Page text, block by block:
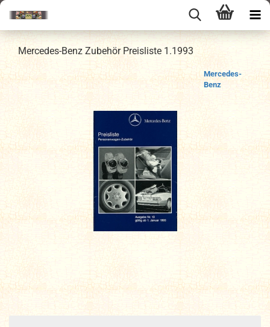
Mercedes-Benz Zubehör Preisliste 1.1993
Mercedes-
Benz